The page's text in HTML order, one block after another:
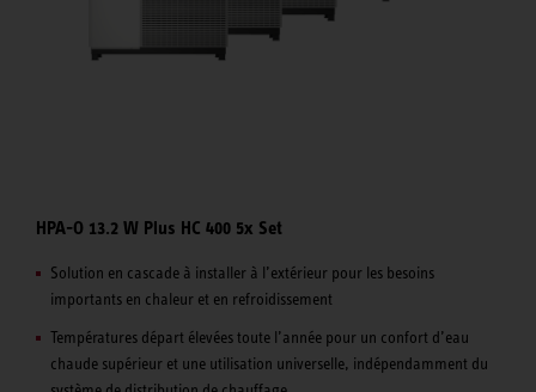
HPA-O 13.2 W Plus HC 400 5x Set
Solution en cascade à installer à l’extérieur pour les besoins
importants en chaleur et en refroidissement
Températures départ élevées toute l’année pour un confort d’eau
chaude supérieur et une utilisation universelle, indépendamment du